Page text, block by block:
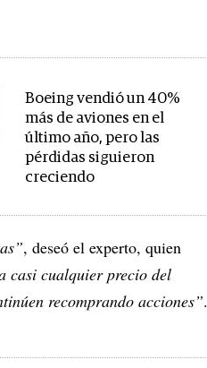
Boeing vendió un 40%
más de aviones en el
último año, pero las
pérdidas siguieron
creciendo
, deseó el experto, quien
casi cualquier precio del
recomprando acciones”.